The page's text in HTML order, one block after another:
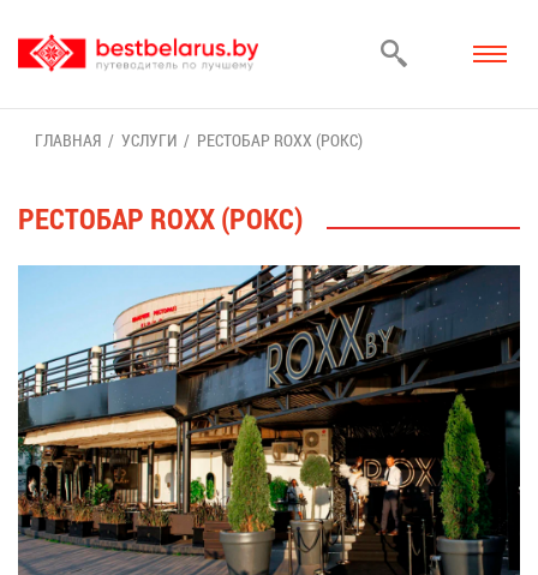
ГЛАВ­НАЯ УСЛУ­ГИ РЕ­СТО­БАР ROXX (РОКС)
РЕ­СТО­БАР ROXX (РОКС)